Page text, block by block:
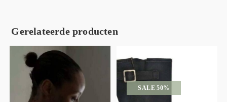
Gerelateerde producten
SALE 50%